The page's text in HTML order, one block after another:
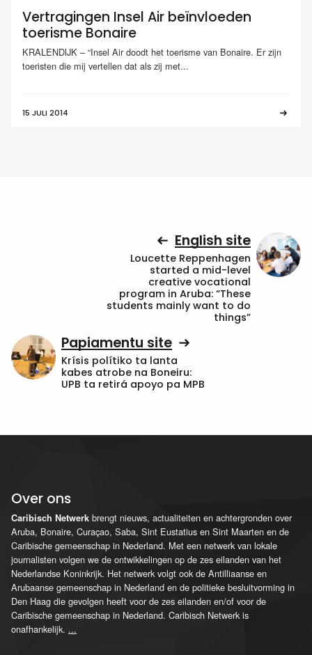
Vertragingen Insel Air beïnvloeden
toerisme Bonaire
KRALENDIJK – “Insel Air doodt het toerisme van Bonaire. Er zijn
toeristen die mij vertellen dat als zij met...
15 JULI 2014
English site
Loucette Reppenhagen
started a mid-level
creative vocational
program in Aruba: “These
students mainly want to do
things”
Papiamentu site
Krísis polítiko ta lanta
kabes atrobe na Boneiru:
UPB ta retirá apoyo pa MPB
Over ons
Caribisch Netwerk brengt nieuws, actualiteiten en achtergronden over
Aruba, Bonaire, Curaçao, Saba, Sint Eustatius en Sint Maarten en de
Caribische gemeenschap in Nederland. Met een netwerk van lokale
journalisten volgen we de ontwikkelingen op de zes eilanden van het
Nederlandse Koninkrijk. Het netwerk volgt ook de Antilliaanse en
Arubaanse gemeenschap in Nederland en de politieke besluitvorming in
Den Haag die gevolgen heeft voor de zes eilanden en/of voor de
Caribische gemeenschap in Nederland. Caribisch Netwerk is
onafhankelijk. ...